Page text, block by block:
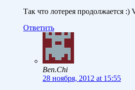
Так что лотерея продолжается :)
Ответить
Ben.Chi
28 ноября, 2012 at 15:55